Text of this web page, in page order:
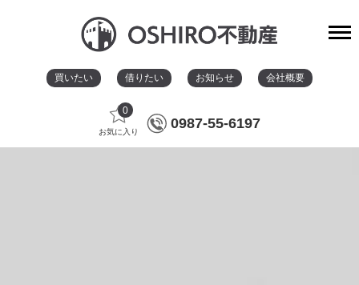
買いたい 借りたい お知らせ 会社概要
0
お気に入り
0987-55-6197